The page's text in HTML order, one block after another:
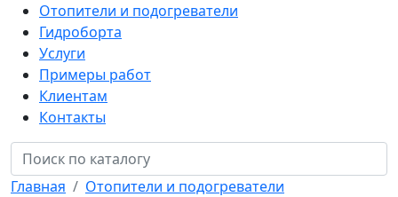
Отопители и подогреватели
Гидроборта
Услуги
Примеры работ
Клиентам
Контакты
Главная
Отопители и подогреватели